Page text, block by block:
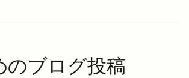
のブログ投稿